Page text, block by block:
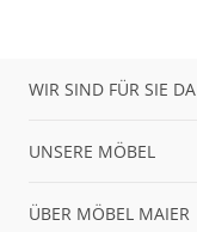
WIR SIND FÜR SIE DA
UNSERE MÖBEL
ÜBER MÖBEL MAIER